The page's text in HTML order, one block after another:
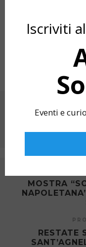
MOSTRA
RESTATE
Iscriviti
Eventi e